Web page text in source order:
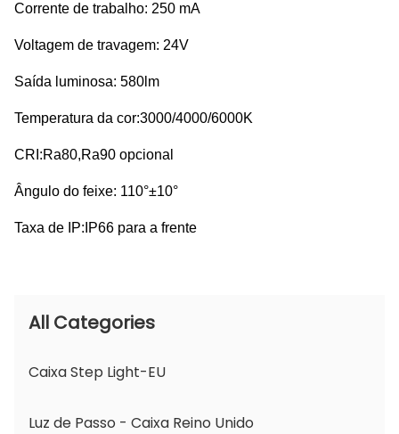
Corrente de trabalho: 250 mA
Voltagem de travagem: 24V
Saída luminosa: 580lm
Temperatura da cor:3000/4000/6000K
CRI:Ra80,Ra90 opcional
Ângulo do feixe: 110°±10°
Taxa de IP:IP66 para a frente
All Categories
Caixa Step Light-EU
Luz de Passo - Caixa Reino Unido